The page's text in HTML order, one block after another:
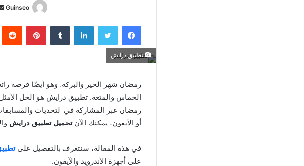
Guinseo
فيسبوك تويتر لينكدإن بينتيريست
تطبيق درايش
رمضان شهر الخير والبركة، وهو أيضًا فرصة
الحماس والمتعة. تطبيق درايش هو الحل
رمضان عبر المشاركة في التحديات
أو الآيفون، يمكنك الآنتحميل تطبيق درايش
في هذه المقالة، سنتعرف بالتفصيل على
على أجهزة الأندرويد والآيفون.